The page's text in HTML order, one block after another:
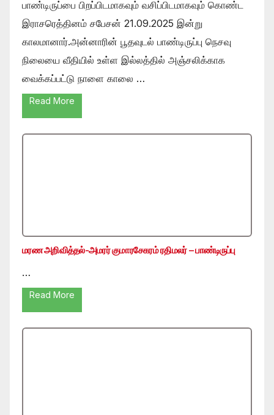
பாண்டிருப்பை பிறப்பிடமாகவும் வசிப்பிடமாகவும் கொண்ட
இராசரெத்தினம் சபேசன் 21.09.2025 இன்று
காலமானார்.அன்னாரின் பூதவுடல் பாண்டிருப்பு நெசவு
நிலையை வீதியில் உள்ள இல்லத்தில் அஞ்சலிக்காக
வைக்கப்பட்டு நாளை காலை …
Read More
மரண அறிவித்தல்-அமரர் குமாரசேகரம் ரதிமலர் – பாண்டிருப்பு
…
Read More